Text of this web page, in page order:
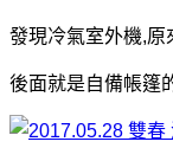
發現冷氣室外機,原
後面就是自備帳篷